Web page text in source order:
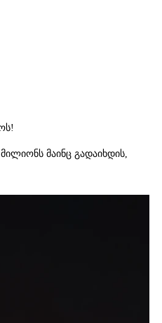
მაინც გადაიხდის,